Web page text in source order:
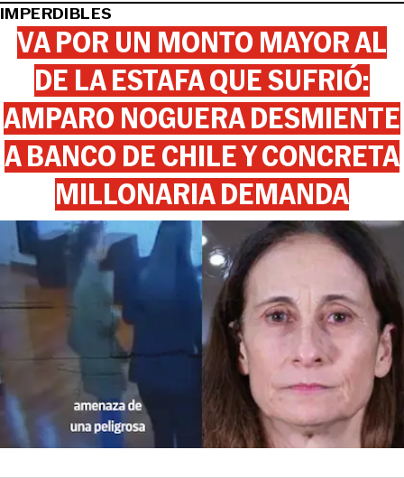
IMPERDIBLES
VA POR UN MONTO MAYOR AL
DE LA ESTAFA QUE SUFRIÓ:
AMPARO NOGUERA DESMIENTE
A BANCO DE CHILE Y CONCRETA
MILLONARIA DEMANDA